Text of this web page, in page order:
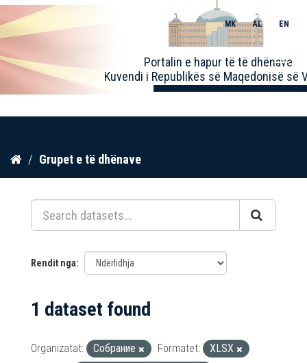
Kalo
përmbajtja
Portalin e hapur të të dhënave
Kuvendi i Republikës së Maqedonisë së
MK AL EN
Toggle
Grupet e të dhënave
Rendit nga
1 dataset found
Organizatat: Собрание Formatet:
XLSX